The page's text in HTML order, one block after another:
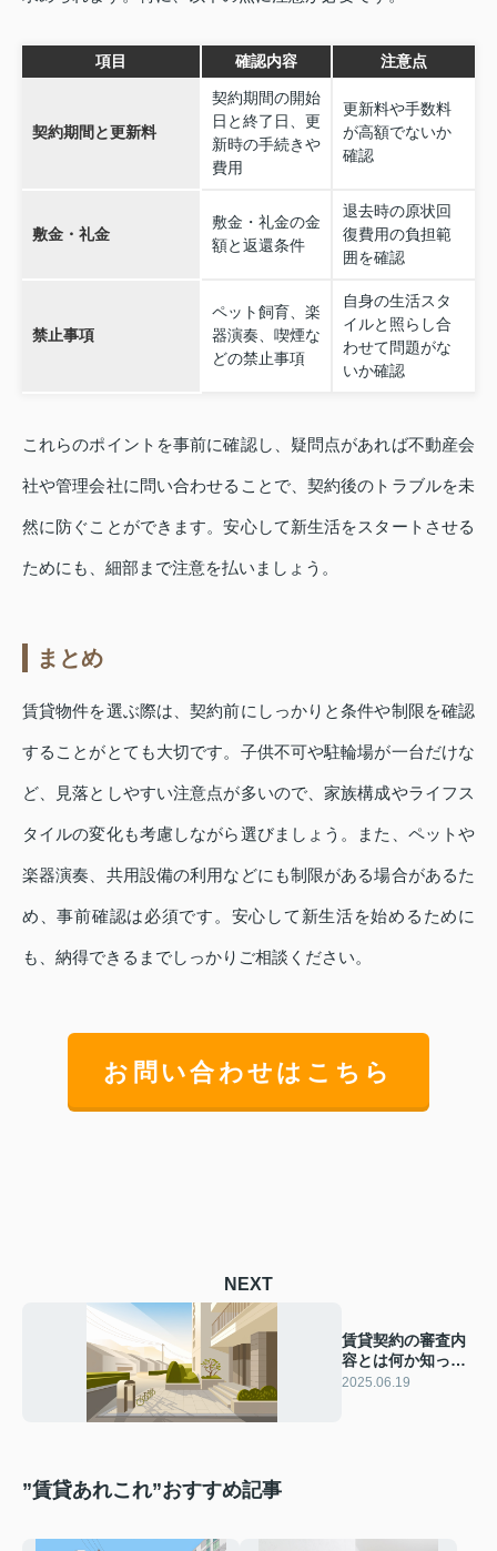
項目 確認内容 注意点
契約期間と更新料
契約期間の開始
日と終了日、更
新時の手続きや
費用
更新料や手数料
が高額でないか
確認
敷金・礼金
敷金・礼金の金
額と返還条件
退去時の原状回
復費用の負担範
囲を確認
禁止事項
ペット飼育、楽
器演奏、喫煙な
どの禁止事項
自身の生活スタ
イルと照らし合
わせて問題がな
いか確認
これらのポイントを事前に確認し、疑問点があれば不動産会
社や管理会社に問い合わせることで、契約後のトラブルを未
然に防ぐことができます。安心して新生活をスタートさせる
ためにも、細部まで注意を払いましょう。
まとめ
賃貸物件を選ぶ際は、契約前にしっかりと条件や制限を確認
することがとても大切です。子供不可や駐輪場が一台だけな
ど、見落としやすい注意点が多いので、家族構成やライフス
タイルの変化も考慮しながら選びましょう。また、ペットや
楽器演奏、共用設備の利用などにも制限がある場合があるた
め、事前確認は必須です。安心して新生活を始めるために
も、納得できるまでしっかりご相談ください。
お問い合わせはこちら
NEXT
賃貸契約の審査内
容とは何か知って
いますか 信販系保
2025.06.19
”賃貸あれこれ”おすすめ記事